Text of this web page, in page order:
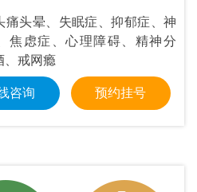
痛头晕、失眠症、抑郁症、神
焦虑症、心理障碍、精神分
、戒网瘾
咨询 预约挂号